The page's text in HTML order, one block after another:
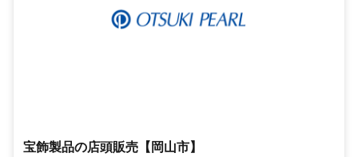
宝飾製品の店頭販売【岡山市】